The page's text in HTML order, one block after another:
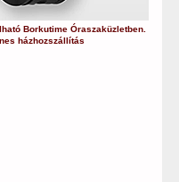
Borkutime Óraszaküzletben.
házhozszállítás